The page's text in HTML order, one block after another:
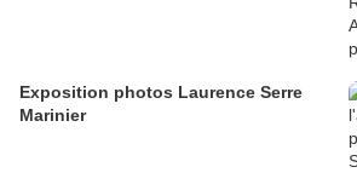
Exposition photos Laurence Serre
Marinier